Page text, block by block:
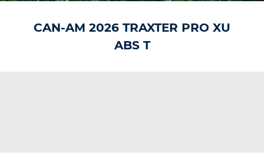
CAN-AM 2026 TRAXTER PRO XU
ABS T